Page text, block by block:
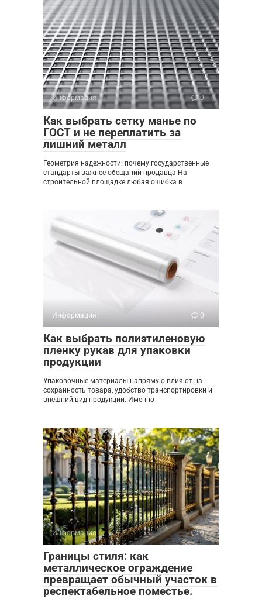
Информация 0
Как выбрать сетку манье по
ГОСТ и не переплатить за
лишний металл
Геометрия надежности: почему государственные
стандарты важнее обещаний продавца На
строительной площадке любая ошибка в
Информация 0
Как выбрать полиэтиленовую
пленку рукав для упаковки
продукции
Упаковочные материалы напрямую влияют на
сохранность товара, удобство транспортировки и
внешний вид продукции. Именно
Информация 0
Границы стиля: как
металлическое ограждение
превращает обычный участок в
респектабельное поместье.